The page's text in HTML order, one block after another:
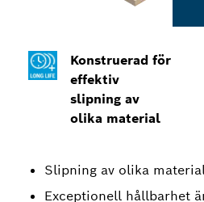
Konstruerad för
effektiv
slipning av
olika material
Slipning av olika
Exceptionell hållbarhet